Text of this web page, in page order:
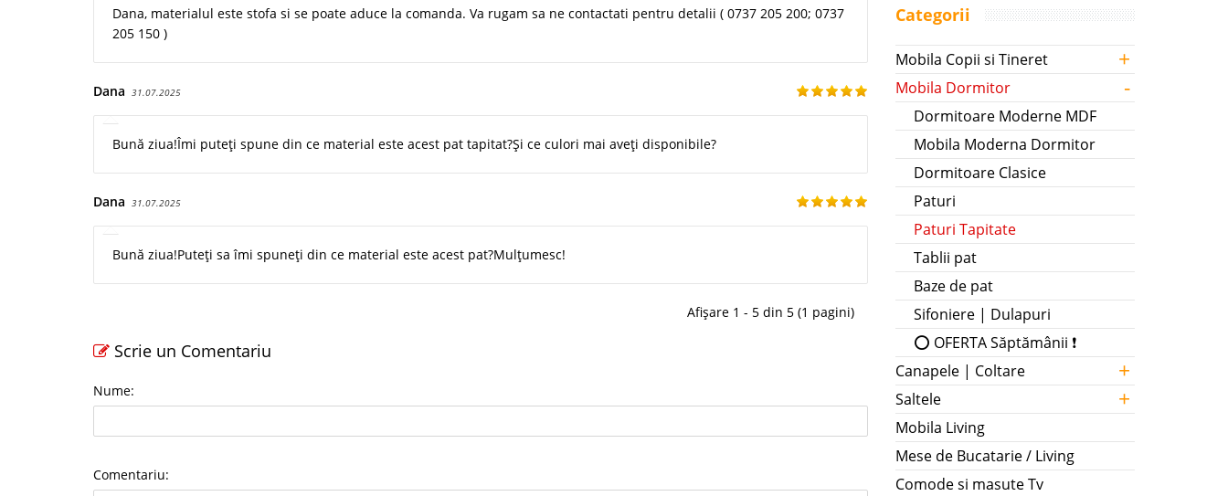
Dana, materialul este stofa si se poate aduce la comanda. Va rugam sa ne contactati pentru detalii ( 0737 205 200; 0737
205 150 )
Dana 31.07.2025
Bună ziua!Îmi puteți spune din ce material este acest pat tapitat?Și ce culori mai aveți disponibile?
Dana 31.07.2025
Bună ziua!Puteți sa îmi spuneți din ce material este acest pat?Mulțumesc!
Afișare 1 - 5 din 5 (1 pagini)
Scrie un Comentariu
Nume:
Comentariu:
Categorii
Mobila Copii si Tineret +
Mobila Dormitor -
Dormitoare Moderne MDF
Mobila Moderna Dormitor
Dormitoare Clasice
Paturi
Paturi Tapitate
Tablii pat
Baze de pat
Sifoniere | Dulapuri
⭕ OFERTA Săptămânii ❗
Canapele | Coltare
+
Saltele +
Mobila Living
Mese de Bucatarie / Living
Comode si masute Tv